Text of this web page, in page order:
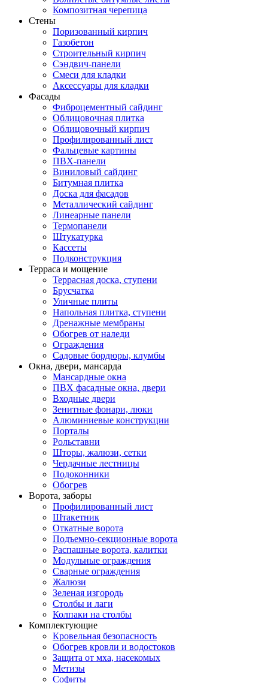
Композитная черепица
Стены
Поризованный кирпич
Газобетон
Строительный кирпич
Сэндвич-панели
Смеси для кладки
Аксессуары для кладки
Фасады
Фиброцементный сайдинг
Облицовочная плитка
Облицовочный кирпич
Профилированный лист
Фальцевые картины
ПВХ-панели
Виниловый сайдинг
Битумная плитка
Доска для фасадов
Металлический сайдинг
Линеарные панели
Термопанели
Штукатурка
Кассеты
Подконструкция
Терраса и мощение
Террасная доска, ступени
Брусчатка
Уличные плиты
Напольная плитка, ступени
Дренажные мембраны
Обогрев от наледи
Ограждения
Садовые бордюры, клумбы
Окна, двери, мансарда
Мансардные окна
ПВХ фасадные окна, двери
Входные двери
Зенитные фонари, люки
Алюминиевые конструкции
Порталы
Рольставни
Шторы, жалюзи, сетки
Чердачные лестницы
Подоконники
Обогрев
Ворота, заборы
Профилированный лист
Штакетник
Откатные ворота
Подъемно-секционные ворота
Распашные ворота, калитки
Модульные ограждения
Сварные ограждения
Жалюзи
Зеленая изгородь
Столбы и лаги
Колпаки на столбы
Комплектующие
Кровельная безопасность
Обогрев кровли и водостоков
Защита от мха, насекомых
Метизы
Софиты